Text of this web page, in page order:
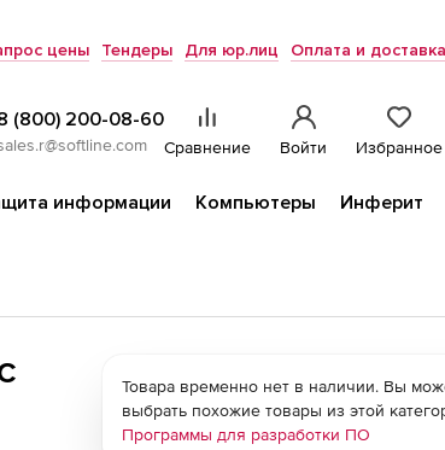
цены Тендеры Для юр.лиц Оплата и доставка
(800) 200-08-60
Сравнение Войти Избранное
информации Компьютеры Инферит
Товара временно нет в наличии. Вы
выбрать похожие товары из этой
Программы для разработки ПО